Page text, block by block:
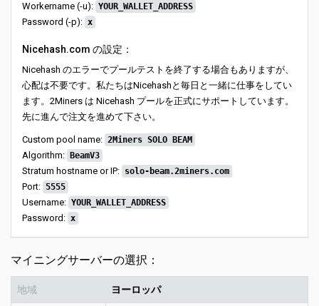
Workername (-u): YOUR_WALLET_ADDRESS
Password (-p): x
Nicehash.com の設定：
Nicehash のエラーでプールテストを終了する場合もありますが、
心配は不要です。私たちはNicehashと毎日と一緒に仕事をしてい
ます。2Miners は Nicehash プールを正式にサポートしています。
先に進んで注文を進めて下さい。
Custom pool name: 2Miners SOLO BEAM
Algorithm: BeamV3
Stratum hostname or IP: solo-beam.2miners.com
Port: 5555
Username: YOUR_WALLET_ADDRESS
Password: x
マイニングサーバーの選択：
地域 ヨーロッパ